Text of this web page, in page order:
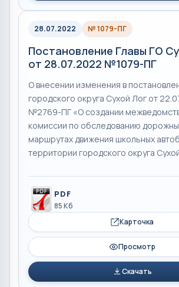
28.07.2022 № 1079-ПГ
Постановление Главы ГО
от 28.07.2022 №1079-ПГ
О внесении изменения в
городского округа Сухой Лог от
№2769-ПГ «О создании
комиссии по обследованию
маршрутах движения школьных
территории городского округа
PDF
85 Кб
Карточка
Просмотр
Скачать